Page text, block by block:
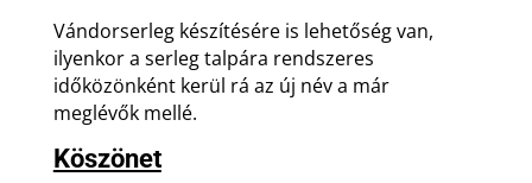
Vándorserleg készítésére is lehetőség van,
ilyenkor a serleg talpára rendszeres
időközönként kerül rá az új név a már
meglévők mellé.
Köszönet